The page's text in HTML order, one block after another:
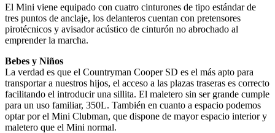
El Mini viene equipado con cuatro cinturones de tipo estándar de
tres puntos de anclaje, los delanteros cuentan con pretensores
pirotécnicos y avisador acústico de cinturón no abrochado al
emprender la marcha.
Bebes y Niños
La verdad es que el Countryman Cooper SD es el más apto para
transportar a nuestros hijos, el acceso a las plazas traseras es correcto
facilitando el introducir una sillita. El maletero sin ser grande cumple
para un uso familiar, 350L. También en cuanto a espacio podemos
optar por el Mini Clubman, que dispone de mayor espacio interior y
maletero que el Mini normal.